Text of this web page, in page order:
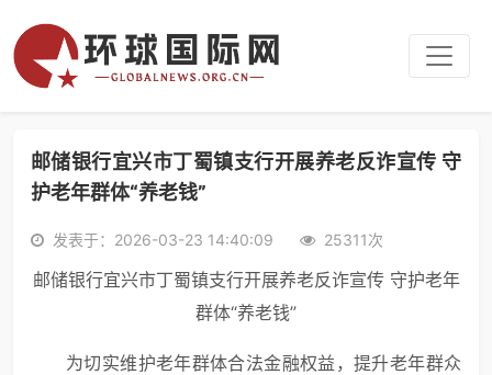
邮储银行宜兴市丁蜀镇支行开展养老反诈宣传 守
护老年群体“养老钱”
发表于：2026-03-23 14:40:09 25311次
邮储银行宜兴市丁蜀镇支行开展养老反诈宣传 守护老年
群体“养老钱”
为切实维护老年群体合法金融权益，提升老年群众